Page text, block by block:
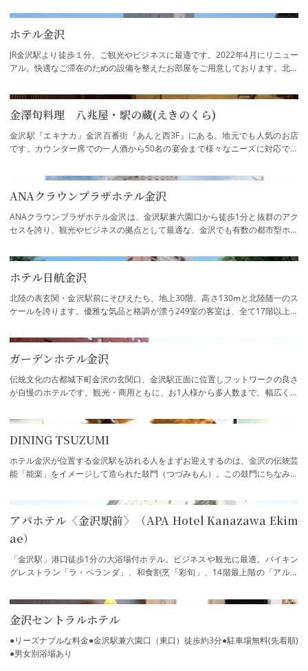
ホテル金沢
JR金沢駅より徒歩１分、ご観光やビジネスに最適です。2022年4月にリニュー
アル。快適なご滞在のための設備を整えたお部屋をご用意しております。北陸
金澤旬料理 八兆屋・駅の蔵(えきのくら)
金沢駅『エキナカ』金沢百番街『あんと西3F』にある、地元でも人気のお店
です。カウンター席での一人酒から50名の宴会まで様々なニーズに対応でき
ANAクラウンプラザホテル金沢
ANAクラウンプラザホテル金沢は、金沢駅兼六園口から徒歩1分と抜群のアク
セスを誇り、観光やビジネスの拠点として最適な、金沢でも有数の都市型ホテ
ホテル日航金沢
北陸の表玄関・金沢駅前にそびえたち、地上30階、高さ130mと北陸随一のス
ケールを誇ります。優雅な気品と格調が漂う249室の客室は、全て17階以上に
ガーデンホテル金沢
伝統文化の古都城下町金沢の玄関口、金沢駅正面に位置しフットワークの良さ
が自慢のホテルです。観光・商用ともに、お1人様から多人数まで、幅広くご
DINING TSUZUMI
ホテル金沢が位置する金沢駅を訪れる人をまずお迎えするのは、金沢の伝統芸
能「能楽」をイメージして造られた鼓門（つづみもん）。この鼓門にちなみ、
アパホテル〈金沢駅前〉（APA Hotel Kanazawa Ekim
ae）
「金沢駅」港口徒歩1分の大浴場付ホテル。ビジネスや観光に最適。バイキン
グレストラン「ラ・ベランダ」、和食割烹「彩旬」、14階最上階の「アルカ
金沢セントラルホテル
●リーズナブルな料金●金沢駅兼六園口（東口）徒歩約3分●駐車場無料(先着順)
●男女別浴場あり